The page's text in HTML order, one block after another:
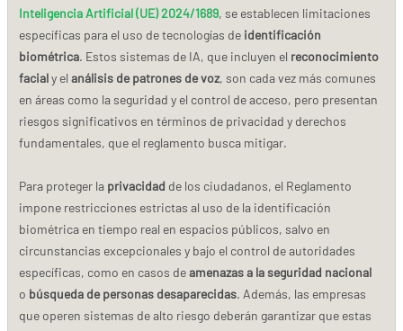
Inteligencia Artificial (UE) 2024/1689, se establecen limitaciones
específicas para el uso de tecnologías de identificación
biométrica. Estos sistemas de IA, que incluyen el reconocimiento
facialy el análisis de patrones de voz, son cada vez más comunes
en áreas como la seguridad y el control de acceso, pero presentan
riesgos significativos en términos de privacidad y derechos
fundamentales, que el reglamento busca mitigar.
Para proteger la privacidad de los ciudadanos, el Reglamento
impone restricciones estrictas al uso de la identificación
biométrica en tiempo real en espacios públicos, salvo en
circunstancias excepcionales y bajo el control de autoridades
específicas, como en casos deamenazas a la seguridad nacional
o búsqueda de personas desaparecidas. Además, las empresas
que operen sistemas de alto riesgo deberán garantizar que estas